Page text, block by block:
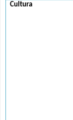
Cultura